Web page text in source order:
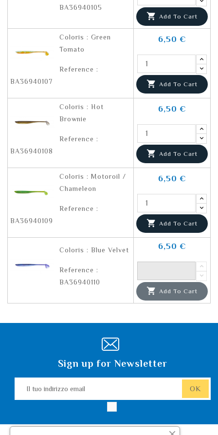
BA36940105
 Add To Cart
Coloris : Green
Tomato
Reference :
BA36940107
6,50 €
 Add To Cart
Coloris : Hot
Brownie
Reference :
BA36940108
6,50 €
 Add To Cart
Coloris : Motoroil /
Chameleon
Reference :
BA36940109
6,50 €
 Add To Cart
Coloris : Blue Velvet
Reference :
BA36940110
6,50 €
 Add To Cart
Sign up for Newsletter